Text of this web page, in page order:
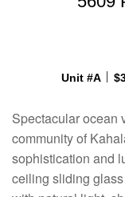
Unit #A
Spectacular ocean
community of
sophistication and
ceiling sliding